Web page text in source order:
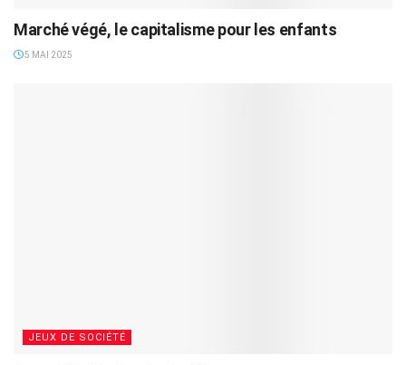
Marché végé, le capitalisme pour les enfants
5 MAI 2025
JEUX DE SOCIÉTÉ